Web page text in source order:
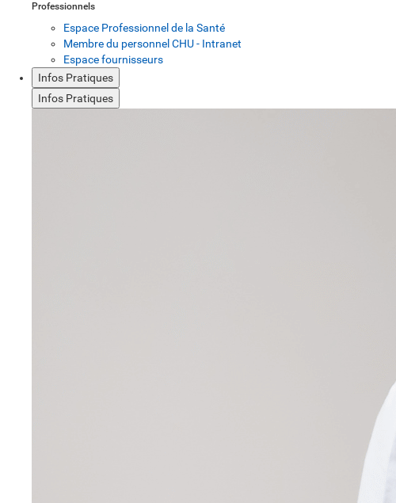
Professionnels
Espace Professionnel de la Santé
Membre du personnel CHU - Intranet
Espace fournisseurs
Infos Pratiques
Infos Pratiques